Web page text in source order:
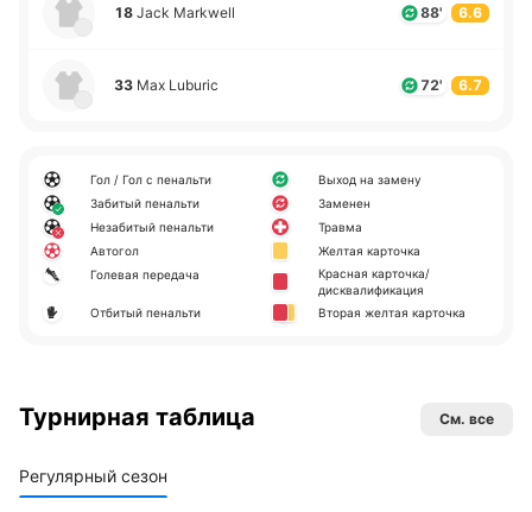
18 Jack Markwell 88' 6.6
33 Max Luburic 72' 6.7
Гол / Гол с пенальти
Забитый пенальти
Незабитый пенальти
Автогол
Голевая передача
Отбитый пенальти
Выход на замену
Заменен
Травма
Желтая карточка
Красная карточка/
дисквалификация
Вторая желтая карточка
Турнирная таблица См. все
Регулярный сезон